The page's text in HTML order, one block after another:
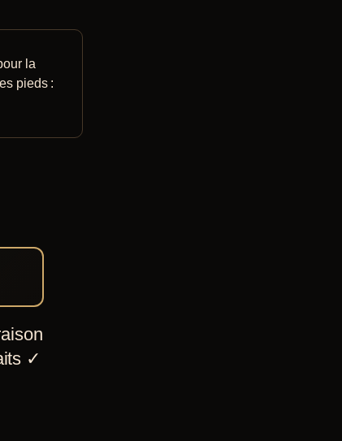
la
pieds :
✓